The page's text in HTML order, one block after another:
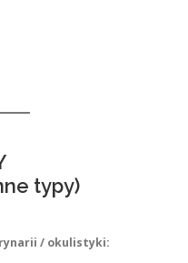
typy)
/ okulistyki: